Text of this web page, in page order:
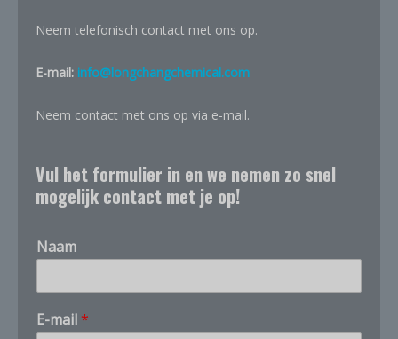
Neem telefonisch contact met ons op.
E-mail: info@longchangchemical.com
Neem contact met ons op via e-mail.
Vul het formulier in en we nemen zo snel
mogelijk contact met je op!
Naam
h
o
E-mail *